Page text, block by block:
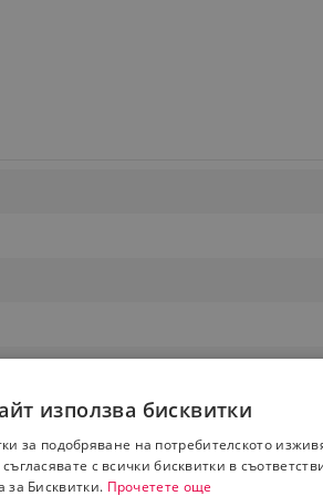
използва бисквитки
за подобряване на потребителското
с всички бисквитки в
за Бисквитки. Прочетете още